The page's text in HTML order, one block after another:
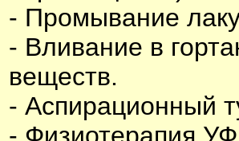
- Промывание
- Вливание в
веществ.
- Аспирационный